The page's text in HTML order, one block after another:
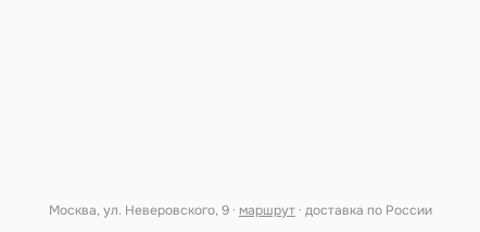
Москва, ул. Неверовского, 9 · маршрут· доставка по России